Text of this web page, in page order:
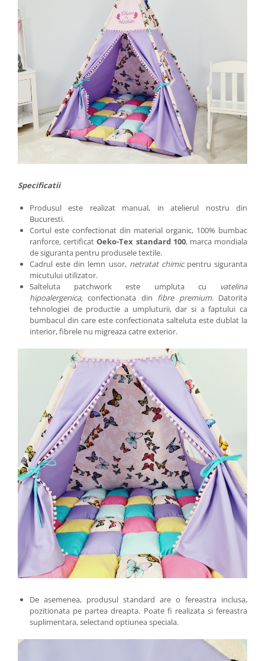
Specificatii
Produsul este realizat manual, in atelierul nostru din
Bucuresti.
Cortul este confectionat din material organic, 100% bumbac
ranforce, certificatOeko-Tex standard 100, marca mondiala
de siguranta pentru produsele textile.
Cadrul este din lemn usor, netratat chimicpentru siguranta
micutului utilizator.
Salteluta patchwork este umpluta cu vatelina
hipoalergenica,confectionata din fibre premium. Datorita
tehnologiei de productie a umpluturii, dar si a faptului ca
bumbacul din care este confectionata salteluta este dublat la
interior, fibrele nu migreaza catre exterior.
De asemenea, produsul standard are o fereastra inclusa,
pozitionata pe partea dreapta. Poate fi realizata si fereastra
suplimentara, selectand optiunea speciala.